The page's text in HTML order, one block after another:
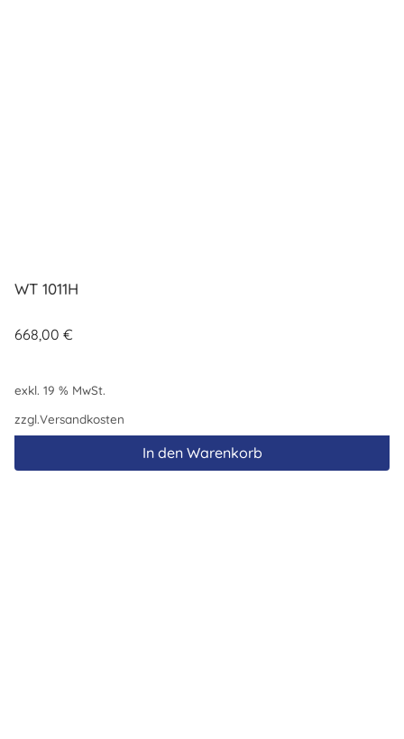
WT 1011H
668,00 €
exkl. 19 % MwSt.
zzgl.Versandkosten
In den Warenkorb